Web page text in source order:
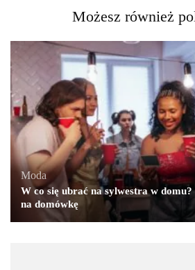
Możesz również
Moda
W co się ubrać na sylwestra w domu?
na domówkę